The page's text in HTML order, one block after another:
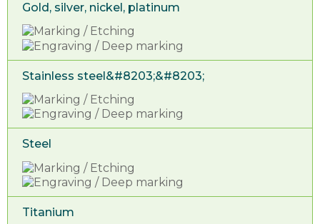
Gold, silver, nickel, platinum
Stainless steel&#8203;&#8203;
Steel
Titanium